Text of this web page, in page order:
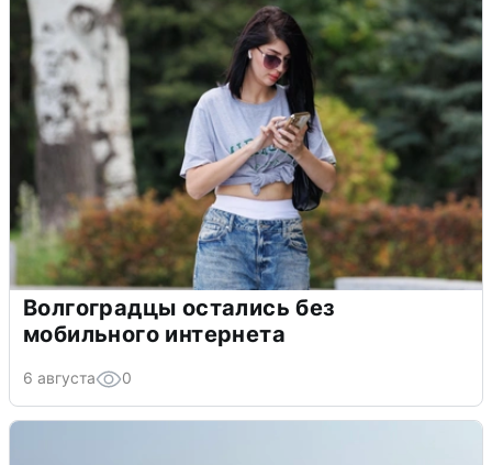
Волгоградцы остались без
мобильного интернета
6 августа 0